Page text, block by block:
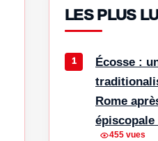
LES PLUS
Écosse :
Rome
455 vues